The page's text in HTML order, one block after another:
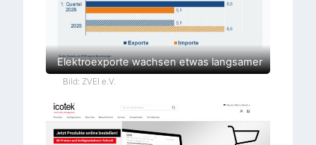
Elektroexporte wachsen etwas langsamer
Bild: ZVEI e.V.